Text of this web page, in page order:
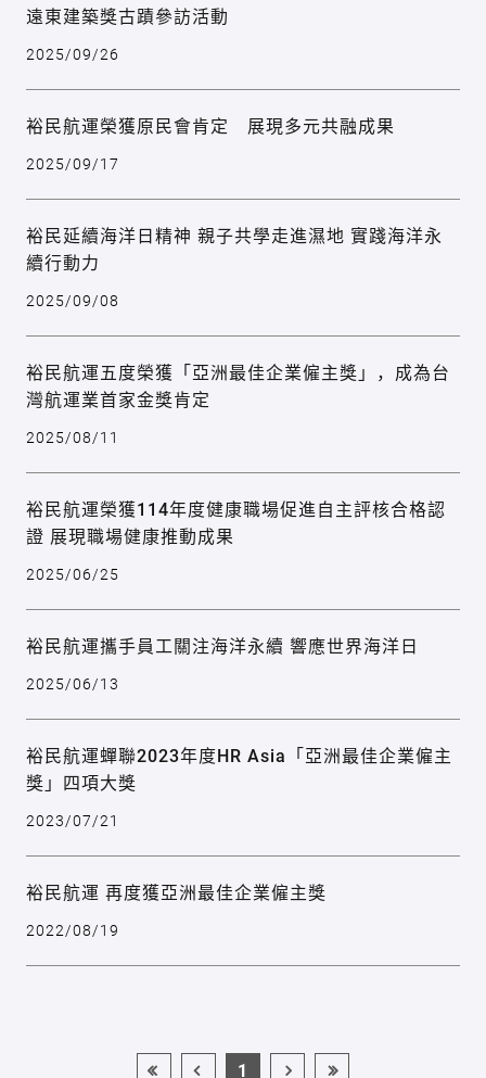
遠東建築獎古蹟參訪活動
2025/09/26
裕民航運榮獲原民會肯定 展現多元共融成果
2025/09/17
裕民延續海洋日精神 親子共學走進濕地 實踐海洋永
續行動力
2025/09/08
裕民航運五度榮獲「亞洲最佳企業僱主獎」，成為台
灣航運業首家金獎肯定
2025/08/11
裕民航運榮獲114年度健康職場促進自主評核合格認
證 展現職場健康推動成果
2025/06/25
裕民航運攜手員工關注海洋永續 響應世界海洋日
2025/06/13
裕民航運蟬聯2023年度HR Asia「亞洲最佳企業僱主
獎」四項大獎
2023/07/21
裕民航運 再度獲亞洲最佳企業僱主獎
2022/08/19
1